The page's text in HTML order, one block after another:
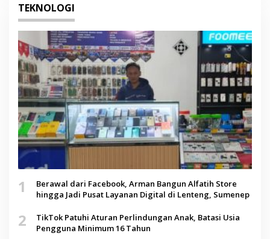
TEKNOLOGI
1
Berawal dari Facebook, Arman Bangun Alfatih Store
hingga Jadi Pusat Layanan Digital di Lenteng, Sumenep
2
TikTok Patuhi Aturan Perlindungan Anak, Batasi Usia
Pengguna Minimum 16 Tahun